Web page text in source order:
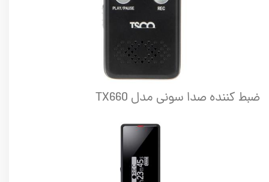
ضبط کننده صدا سونی مدل TX660